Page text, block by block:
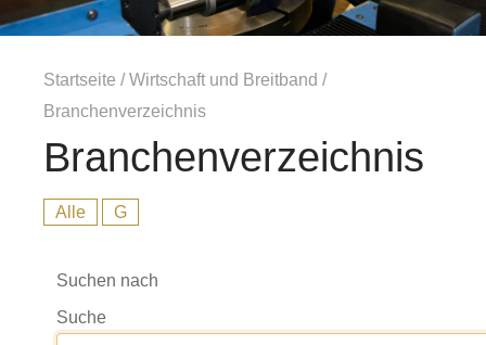
Startseite /Wirtschaft und Breitband /
Branchenverzeichnis
Branchenverzeichnis
Alle G
Suchen nach
Suche